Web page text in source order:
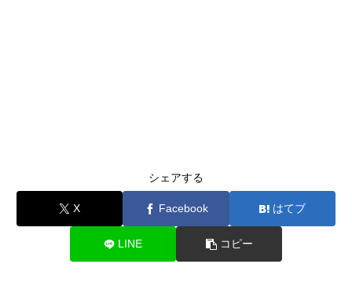
シェアする
X Facebook はてブ
LINE コピー